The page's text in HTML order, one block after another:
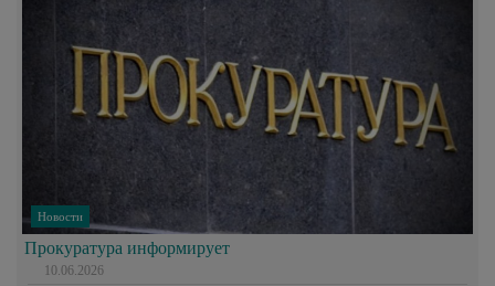
Новости
Прокуратура информирует
10.06.2026